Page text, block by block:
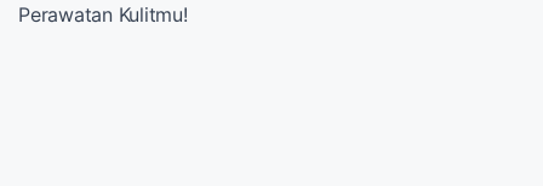
Perawatan Kulitmu!